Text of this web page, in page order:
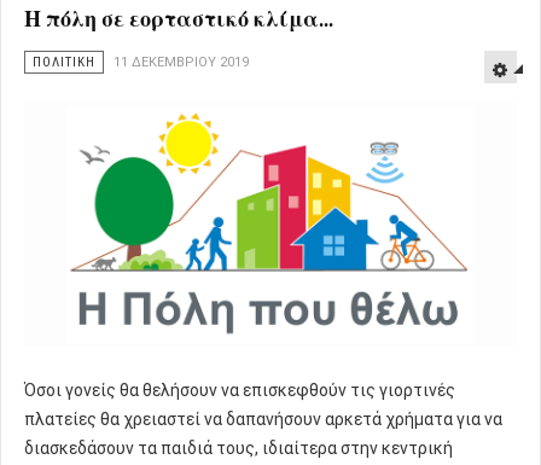
Η πόλη σε εορταστικό κλίμα...
ΠΟΛΙΤΙΚΗ 11 ΔΕΚΕΜΒΡΊΟΥ 2019
Όσοι γονείς θα θελήσουν να επισκεφθούν τις γιορτινές
πλατείες θα χρειαστεί να δαπανήσουν αρκετά χρήματα για να
διασκεδάσουν τα παιδιά τους, ιδιαίτερα στην κεντρική